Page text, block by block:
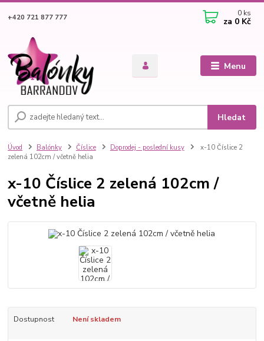
Menu
Hledat
+420 721 877 777 0 ks
za 0 Kč
Úvod Balónky Číslice Doprodej - poslední kusy
x-10 Číslice 2
zelená 102cm / včetně helia
x-10 Číslice 2 zelená 102cm /
včetně helia
Dostupnost Není skladem